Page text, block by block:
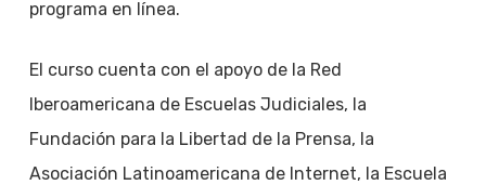
programa en línea.
El curso cuenta con el apoyo de la Red
Iberoamericana de Escuelas Judiciales, la
Fundación para la Libertad de la Prensa, la
Asociación Latinoamericana de Internet, la Escuela